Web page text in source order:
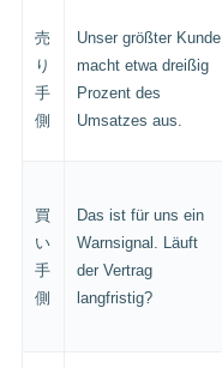
売
り
手
側
Unser größter Kunde
macht etwa dreißig
Prozent des
Umsatzes aus.
買
い
手
側
Das ist für uns ein
Warnsignal. Läuft
der Vertrag
langfristig?